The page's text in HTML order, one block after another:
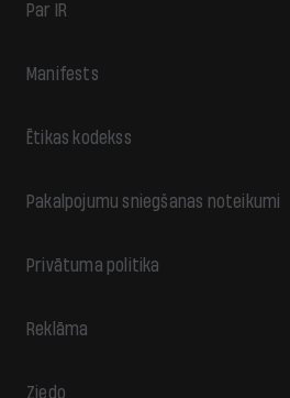
Par IR
Manifests
Ētikas kodekss
Pakalpojumu sniegšanas noteikumi
Privātuma politika
Reklāma
Ziedo